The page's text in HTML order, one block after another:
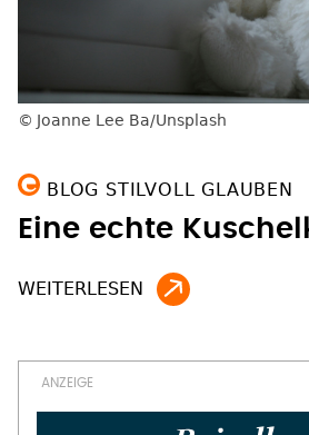
Joanne Lee Ba/Unsplash
BLOG STILVOLL GLAUBEN
Eine echte